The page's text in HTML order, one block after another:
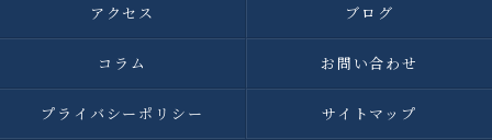
アクセス ブログ
コラム お問い合わせ
プライバシーポリシー サイトマップ